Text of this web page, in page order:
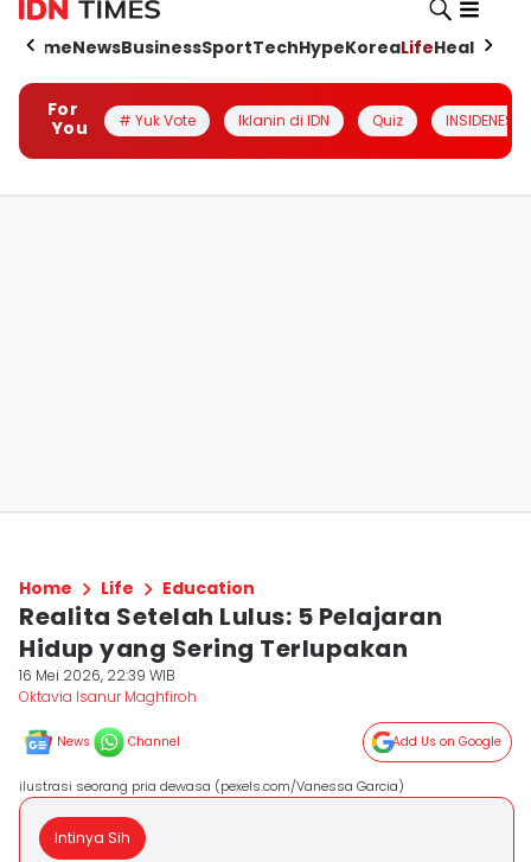
HomeNewsBusinessSportTechHypeKoreaLifeHealth
For
You
# Yuk Vote Iklanin di IDN Quiz INSIDENESIA
Home Life Education
Realita Setelah Lulus: 5 Pelajaran
Hidup yang Sering Terlupakan
16 Mei 2026, 22:39 WIB
Oktavia Isanur Maghfiroh
News Channel Add Us on Google
ilustrasi seorang pria dewasa (pexels.com/Vanessa Garcia)
Intinya Sih